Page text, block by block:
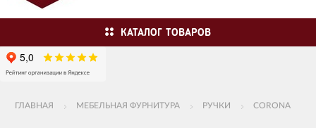
КАТАЛОГ ТОВАРОВ
ГЛАВНАЯ МЕБЕЛЬНАЯ ФУРНИТУРА РУЧКИ CORONA